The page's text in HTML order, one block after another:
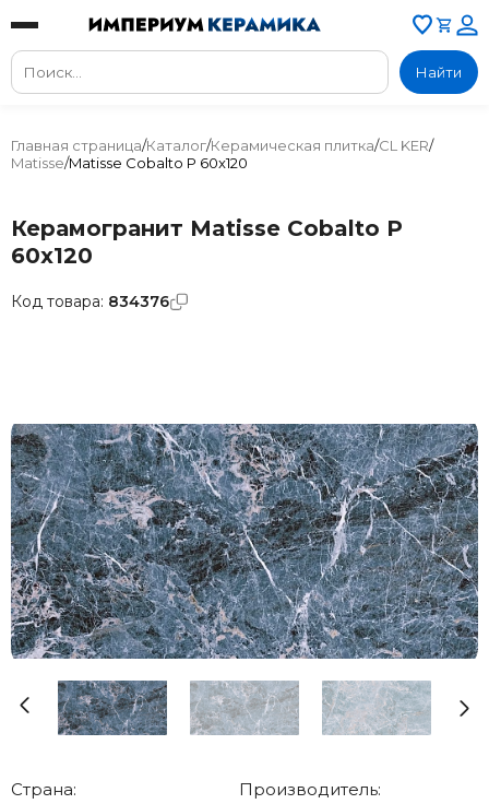
Найти
Главная страница/Каталог/Керамическая плитка/CL KER/
Matisse/Matisse Cobalto P 60x120
Керамогранит Matisse Cobalto P
60x120
Страна:
Производитель:
Код товара: 834376